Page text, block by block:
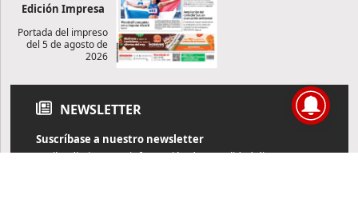
Edición Impresa
Portada del impreso
del 5 de agosto de
2026
NEWSLETTER
Suscríbase a nuestro newsletter
Reciba diariamente información de actualidad directamente en